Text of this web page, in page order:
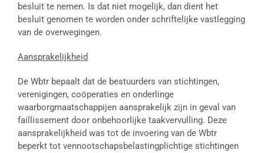
besluit te nemen. Is dat niet mogelijk, dan dient het
besluit genomen te worden onder schriftelijke vastlegging
van de overwegingen.
Aansprakelijkheid
De Wbtr bepaalt dat de bestuurders van stichtingen,
verenigingen, coöperaties en onderlinge
waarborgmaatschappijen aansprakelijk zijn in geval van
faillissement door onbehoorlijke taakvervulling. Deze
aansprakelijkheid was tot de invoering van de Wbtr
beperkt tot vennootschapsbelastingplichtige stichtingen